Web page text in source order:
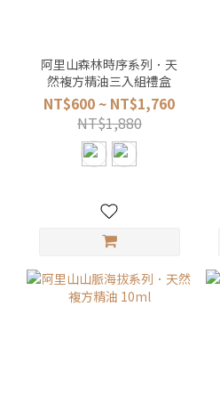
阿里山森林時序系列．天
然複方精油三入組禮盒
NT$600 ~ NT$1,760
NT$1,880